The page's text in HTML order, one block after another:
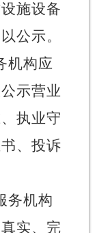
施设备
公示。
机构应
示营业
执业守
、投诉
务机构
实、完